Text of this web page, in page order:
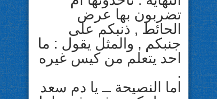
تضربون بها عرض
الحائط , ذنبكم على
جنبكم , والمثل يقول : ما
احد يتعلم من كيس غيره
.
اما النصيحة ــ يا دم سعد